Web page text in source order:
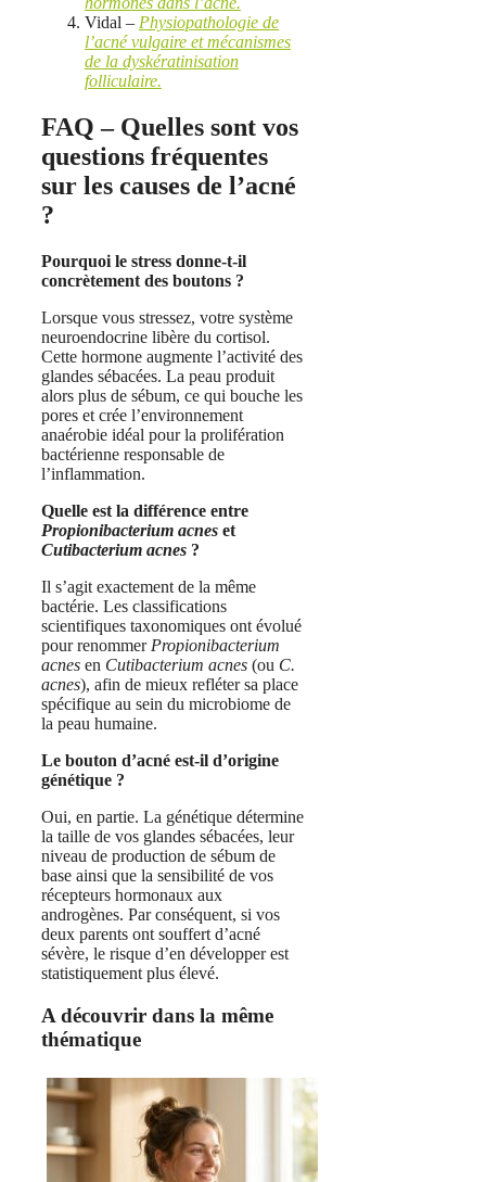
Vidal – Physiopathologie de
l’acné vulgaire et mécanismes
de la dyskératinisation
folliculaire.
FAQ – Quelles sont vos
questions fréquentes
sur les causes de l’acné
?
Pourquoi le stress donne-t-il
concrètement des boutons ?
Lorsque vous stressez, votre système
neuroendocrine libère du cortisol.
Cette hormone augmente l’activité des
glandes sébacées. La peau produit
alors plus de sébum, ce qui bouche les
pores et crée l’environnement
anaérobie idéal pour la prolifération
bactérienne responsable de
l’inflammation.
Quelle est la différence entre
Propionibacterium acnes et
Cutibacterium acnes ?
Il s’agit exactement de la même
bactérie. Les classifications
scientifiques taxonomiques ont évolué
pour renommer Propionibacterium
acnes en Cutibacterium acnes (ou C.
acnes), afin de mieux refléter sa place
spécifique au sein du microbiome de
la peau humaine.
Le bouton d’acné est-il d’origine
génétique ?
Oui, en partie. La génétique détermine
la taille de vos glandes sébacées, leur
niveau de production de sébum de
base ainsi que la sensibilité de vos
récepteurs hormonaux aux
androgènes. Par conséquent, si vos
deux parents ont souffert d’acné
sévère, le risque d’en développer est
statistiquement plus élevé.
A découvrir dans la même
thématique